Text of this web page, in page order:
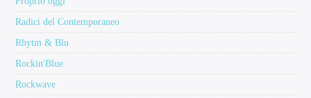
Radici del Contemporaneo
Rhytm & Blu
Rockin'Blue
Rockwave